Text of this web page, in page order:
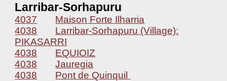
Larribar-Sorhapuru
4037
Maison Forte Ilharria
4038
Larribar-Sorhapuru (Village):
PIKASARRI
4038
EQUIOIZ
4038
Jauregia
4038
Pont de Quinquil